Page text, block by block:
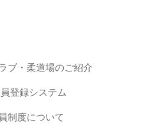
ブ・柔道場のご紹介
登録システム
制度について